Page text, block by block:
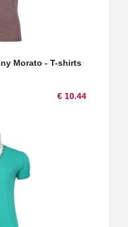
Morato - T-shirts
€ 10.44